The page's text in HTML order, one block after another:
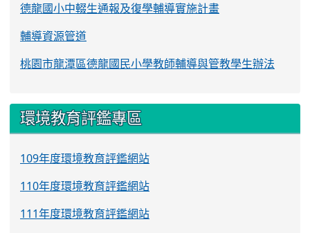
德龍國小中輟生通報及復學輔導實施計畫
輔導資源管道
桃園市龍潭區德龍國民小學教師輔導與管教學生辦法
環境教育評鑑專區
109年度環境教育評鑑網站
110年度環境教育評鑑網站
111年度環境教育評鑑網站